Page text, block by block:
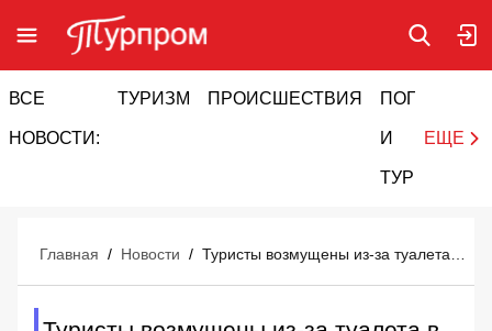
ВСЕ
НОВОСТИ:
ТУРИЗМ ПРОИСШЕСТВИЯ ПОГОДА
И
ТУРИЗМ
ЕЩЕ
Главная / Новости /